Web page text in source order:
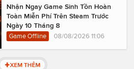
Nhận Ngay Game Sinh Tồn Hoàn
Toàn Miễn Phí Trên Steam Trước
Ngày 10 Tháng 8
Game Offline 08/08/2026 11:06
XEM THÊM